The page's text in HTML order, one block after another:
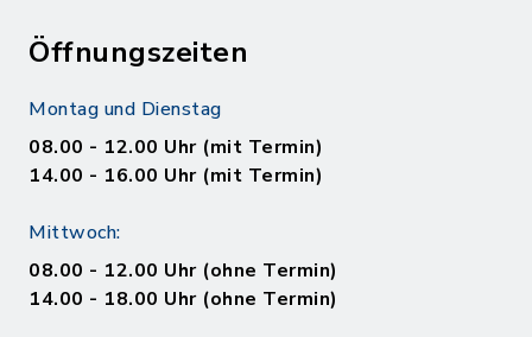
Öffnungszeiten
Montag und Dienstag
08.00 - 12.00 Uhr (mit Termin)
14.00 - 16.00 Uhr (mit Termin)
Mittwoch:
08.00 - 12.00 Uhr (ohne Termin)
14.00 - 18.00 Uhr (ohne Termin)